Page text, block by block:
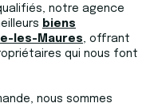
notre agence
biens
les-Maures , offrant
qui nous font
nous sommes